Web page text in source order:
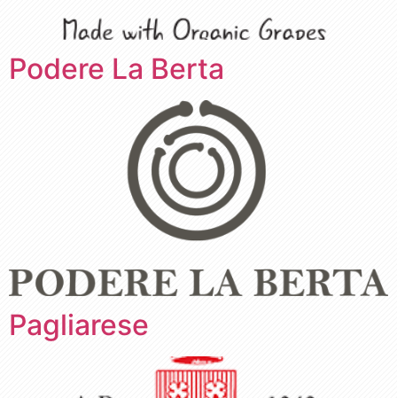
Podere La Berta
Pagliarese